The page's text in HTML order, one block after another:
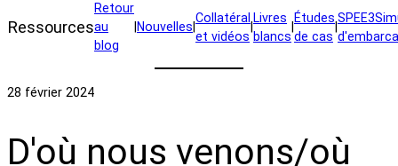
Ressources
Retour
au
blog
Nouvelles
Collatéral
et vidéos
Livres
blancs
Études
de cas
28 février 2024
D'où nous venons/où